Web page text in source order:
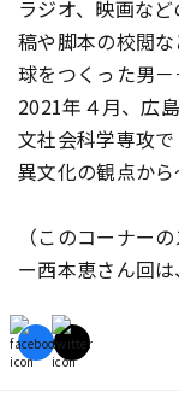
ラジオ、映画な
稿や脚本の校閲
球をつくった男－
2021年４月、広
文社会科学専攻
異文化の観点から
（このコーナー
ー西本恵さん回は